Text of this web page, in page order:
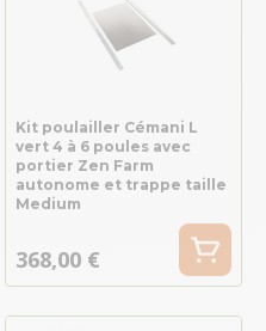
Kit poulailler Cémani L
vert 4 à 6 poules avec
portier Zen Farm
autonome et trappe taille
Medium
368,00 €